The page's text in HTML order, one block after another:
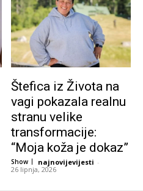
Štefica iz Života na
vagi pokazala realnu
stranu velike
transformacije:
“Moja koža je dokaz”
Show najnovijevijesti -
26 lipnja, 2026